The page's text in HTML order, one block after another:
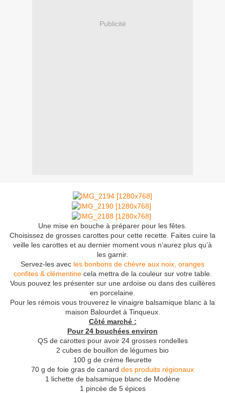
Publicité
Une mise en bouche à préparer pour les fêtes.
Choisissez de grosses carottes pour cette recette. Faites cuire la
veille les carottes et au dernier moment vous n’aurez plus qu’à
les garnir.
Servez-les avec les bonbons de chèvre aux noix, oranges
confites & clémentinecela mettra de la couleur sur votre table.
Vous pouvez les présenter sur une ardoise ou dans des cuillères
en porcelaine.
Pour les rémois vous trouverez le vinaigre balsamique blanc à la
maison Balourdet à Tinqueux.
Côté marché :
Pour 24 bouchées environ
QS de carottes pour avoir 24 grosses rondelles
2 cubes de bouillon de légumes bio
100 g de crème fleurette
70 g de foie gras de canard des produits régionaux
1 lichette de balsamique blanc de Modène
1 pincée de 5 épices